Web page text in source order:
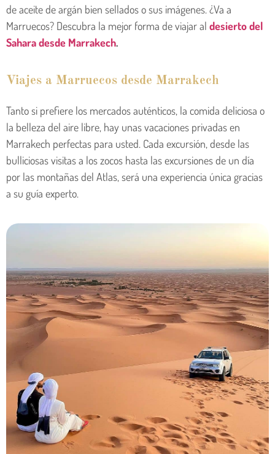
de aceite de argán bien sellados o sus imágenes. ¿Va a
Marruecos? Descubra la mejor forma de viajar al desierto del
Sahara desde Marrakech.
Viajes a Marruecos desde Marrakech
Tanto si prefiere los mercados auténticos, la comida deliciosa o
la belleza del aire libre, hay unas vacaciones privadas en
Marrakech perfectas para usted. Cada excursión, desde las
bulliciosas visitas a los zocos hasta las excursiones de un día
por las montañas del Atlas, será una experiencia única gracias
a su guía experto.
2 días de vacaciones en el desierto de
Zagora desde Marrakech
La excursión al desierto de Zagora es una de las más
populares, por dos razones: la belleza de su paisaje
arenoso y su proximidad a Marrakech.